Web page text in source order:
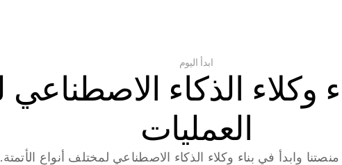
ابدأ اليوم
العمليات
وابدأ في بناء وكلاء الذكاء الاصطناعي لمختلف أنواع الأتمتة.